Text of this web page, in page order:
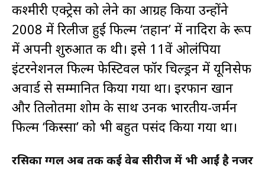
कश्मीरी एक्ट्रेस को लेने का आग्रह किया उन्होंने
2008 में रिलीज हुई फिल्म ‘तहान’ में नादिरा के रूप
में अपनी शुरुआत की थी। इसे 11वें ओलंपिया
इंटरनेशनल फिल्म फेस्टिवल फॉर चिल्ड्रन में यूनिसेफ
अवार्ड से सम्मानित किया गया था। इरफान खान
और तिलोतमा शोम के साथ उनकी भारतीय-जर्मन
फिल्म ‘किस्सा’ को भी बहुत पसंद किया गया था।
रसिका दुग्गल अब तक कईवेब सीरीज में भी आईं है नजर